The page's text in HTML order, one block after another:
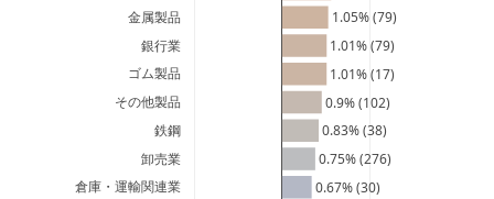
0.67% (30)
0.75% (276)
0.83% (38)
0.9% (102)
1.01% (17)
1.01% (79)
1.05% (79)
倉庫・運輸関連業
卸売業
鉄鋼
その他製品
ゴム製品
銀行業
金属製品